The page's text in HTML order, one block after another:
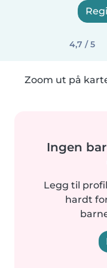
4,7 / 5
Zoom ut på
Ingen
Legg til
hardt